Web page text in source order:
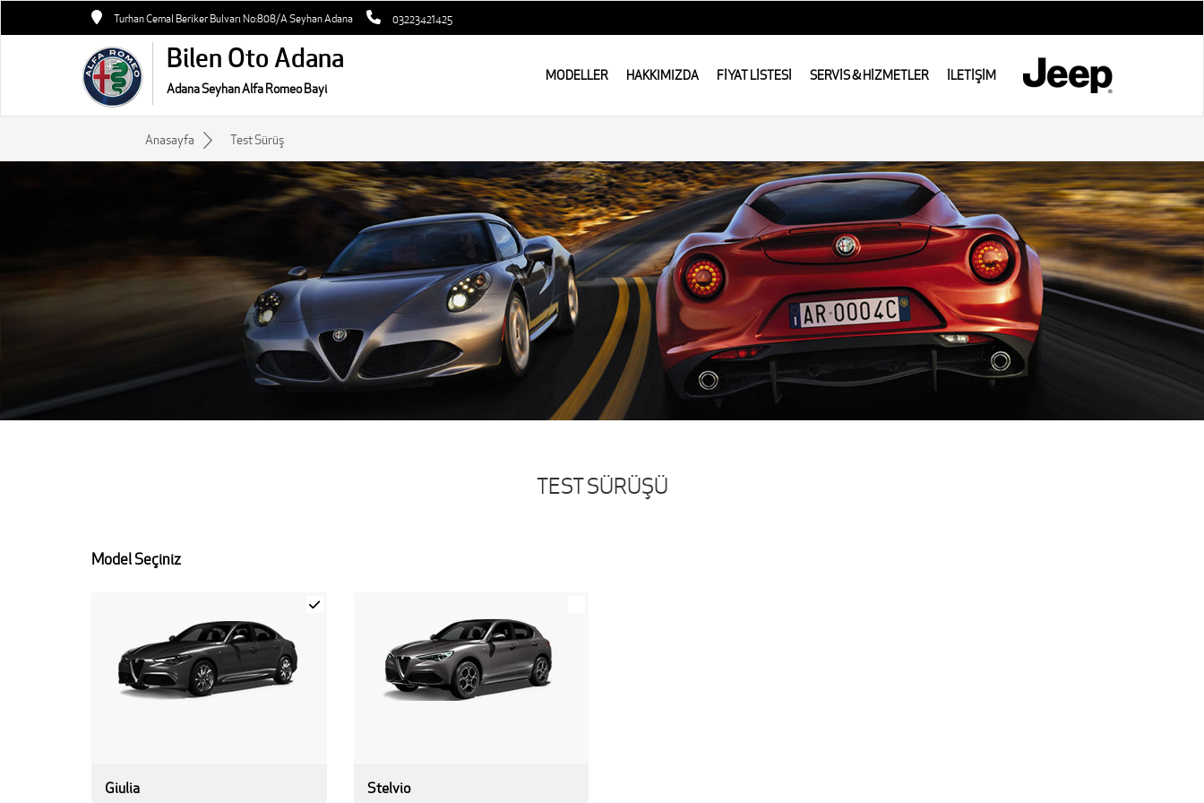
Turhan Cemal Beriker Bulvarı No:808/A Seyhan Adana 03223421425
Bilen Oto Adana
Adana Seyhan Alfa Romeo Bayi
MODELLER HAKKIMIZDA FİYAT LİSTESİ SERVİS & HİZMETLER İLETİŞİM
Anasayfa Test Sürüş
TEST SÜRÜŞÜ
Model Seçiniz
Giulia Stelvio